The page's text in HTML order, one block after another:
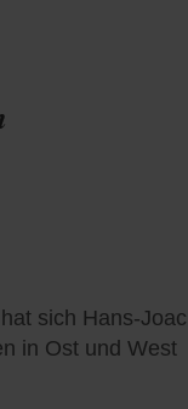
sich Hans-
in Ost und West